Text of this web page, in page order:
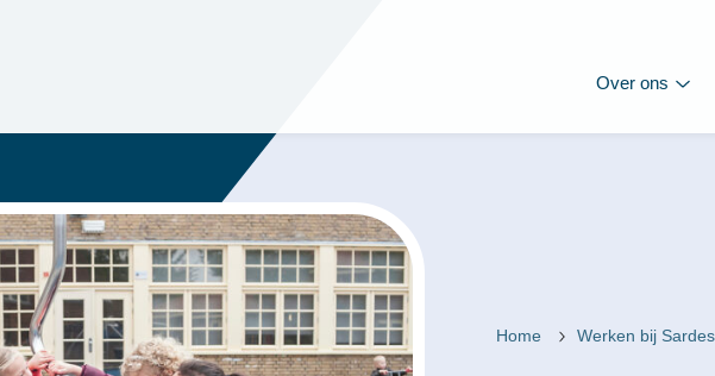
Over ons
Home Werken bij Sardes